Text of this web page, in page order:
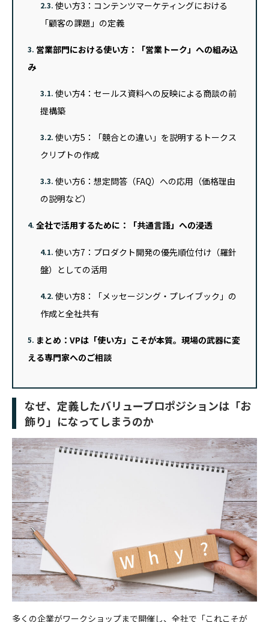
2.3. 使い方3：コンテンツマーケティングにおける
「顧客の課題」の定義
3. 営業部門における使い方：「営業トーク」への組み込
み
3.1. 使い方4：セールス資料への反映による商談の前
提構築
3.2. 使い方5：「競合との違い」を説明するトークス
クリプトの作成
3.3. 使い方6：想定問答（FAQ）への応用（価格理由
の説明など）
4. 全社で活用するために：「共通言語」への浸透
4.1. 使い方7：プロダクト開発の優先順位付け（羅針
盤）としての活用
4.2. 使い方8：「メッセージング・プレイブック」の
作成と全社共有
5. まとめ：VPは「使い方」こそが本質。現場の武器に変
える専門家へのご相談
なぜ、定義したバリュープロポジションは「お
飾り」になってしまうのか
多くの企業がワークショップまで開催し、全社で「これこそが